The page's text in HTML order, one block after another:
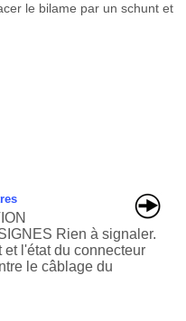
le bilame par un schunt et
Rien à signaler.
l'état du connecteur
le câblage du